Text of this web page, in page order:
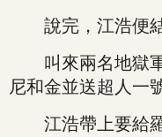
說完，江浩便結
叫來兩名地獄軍
尼和金並送超人一
江浩帶上要給羅